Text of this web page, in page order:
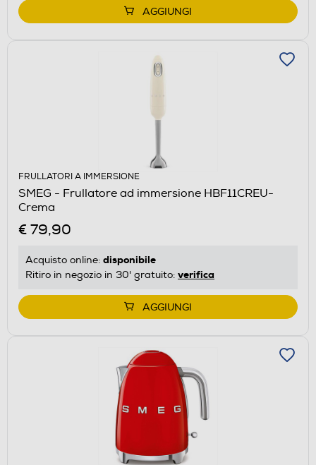
AGGIUNGI
FRULLATORI A IMMERSIONE
SMEG - Frullatore ad immersione HBF11CREU-
Crema
€ 79,90
Acquisto online: disponibile
Ritiro in negozio in 30' gratuito: verifica
AGGIUNGI